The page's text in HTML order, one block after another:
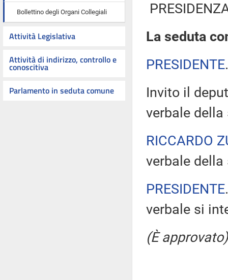
Bollettino degli Organi Collegiali
Attività Legislativa
Attività di indirizzo, controllo e
conoscitiva
Parlamento in seduta comune
La seduta
PRESIDENTE
Invito il
verbale della
RICCARDO
verbale
PRESIDENTE
verbale si
(È approvato)